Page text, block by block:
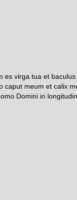
virga tua et
meum et calix
Domini in